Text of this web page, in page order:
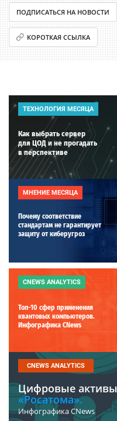
ПОДПИСАТЬСЯ НА НОВОСТИ
КОРОТКАЯ ССЫЛКА
ТЕХНОЛОГИЯ МЕСЯЦА
Как выбрать сервер
для ЦОД и не прогадать
в перспективе
МНЕНИЕ МЕСЯЦА
Почему соответствие
стандартам не гарантирует
защиту от киберугроз
CNEWS ANALYTICS
Топ-10 сфер применения
квантовых компьютеров.
Инфографика CNews
CNEWS ANALYTICS
Цифровые активы
«Росатома».
Инфографика CNews